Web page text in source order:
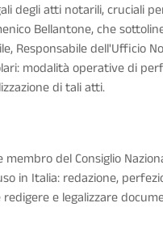
degli atti notarili, cruciali
Bellantone, che
Responsabile dell'Ufficio
modalità operative di
di tali atti.
del Consiglio
in Italia: redazione,
e legalizzare